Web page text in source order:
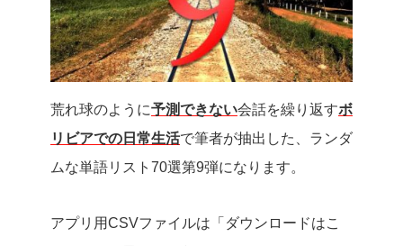
荒れ球のように予測できない会話を繰り返すボ
リビアでの日常生活で筆者が抽出した、ランダ
ムな単語リスト70選第9弾になります。
アプリ用CSVファイルは「ダウンロードはこ